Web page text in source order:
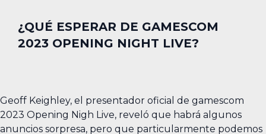
¿QUÉ ESPERAR DE GAMESCOM
2023 OPENING NIGHT LIVE?
Geoff Keighley, el presentador oficial de gamescom
2023 Opening Nigh Live, reveló que habrá algunos
anuncios sorpresa, pero que particularmente podemos